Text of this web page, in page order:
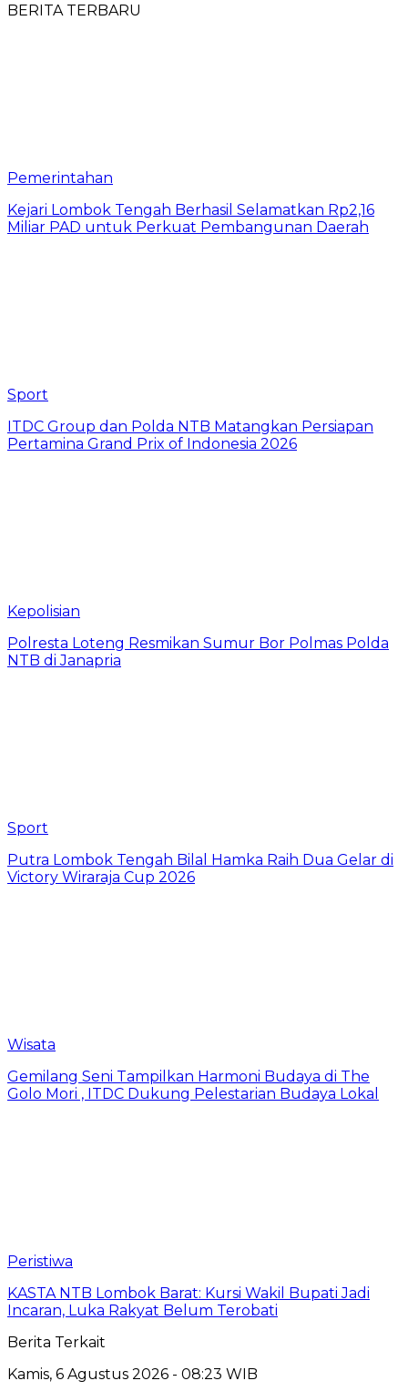
BERITA TERBARU
Pemerintahan
Kejari Lombok Tengah Berhasil Selamatkan Rp2,16
Miliar PAD untuk Perkuat Pembangunan Daerah
Sport
ITDC Group dan Polda NTB Matangkan Persiapan
Pertamina Grand Prix of Indonesia 2026
Kepolisian
Polresta Loteng Resmikan Sumur Bor Polmas Polda
NTB di Janapria
Sport
Putra Lombok Tengah Bilal Hamka Raih Dua Gelar di
Victory Wiraraja Cup 2026
Wisata
Gemilang Seni Tampilkan Harmoni Budaya di The
Golo Mori , ITDC Dukung Pelestarian Budaya Lokal
Peristiwa
KASTA NTB Lombok Barat: Kursi Wakil Bupati Jadi
Incaran, Luka Rakyat Belum Terobati
Berita Terkait
Kamis, 6 Agustus 2026 - 08:23 WIB